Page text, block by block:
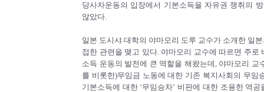
당사자운동의 입장에서 기본소득을 자유권 쟁취의
않았다.
일본 도시샤 대학의 야마모리 도루 교수가 소개한 일
접한 관련을 맺고 있다. 야마모리 교수에 따르면 주로
소득 운동의 발전에 큰 역할을 해왔는데, 야마모리 교
를 비롯한)무임금 노동에 대한 기존 복지사회의 무임
기본소득에 대한 ‘무임승차’ 비판에 대한 조용한 역